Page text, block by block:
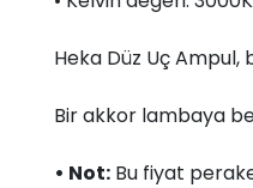
Heka Düz Uç Ampul,
Bir akkor lambaya
• Not: Bu fiyat